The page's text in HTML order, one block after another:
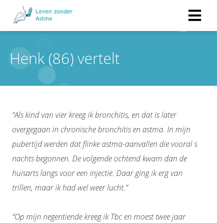
Henk (86) vertelt
“Als kind van vier kreeg ik bronchitis, en dat is later
overgegaan in chronische bronchitis en astma. In mijn
pubertijd werden dat flinke astma-aanvallen die vooral s
nachts begonnen. De volgende ochtend kwam dan de
huisarts langs voor een injectie. Daar ging ik erg van
trillen, maar ik had wel weer lucht.”
“Op mijn negentiende kreeg ik Tbc en moest twee jaar